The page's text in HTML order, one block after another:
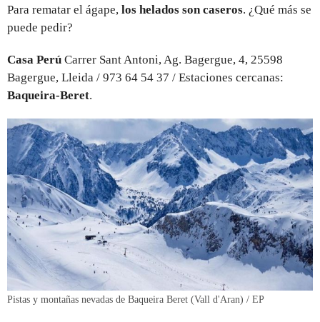
Para rematar el ágape, los helados son caseros. ¿Qué más se
puede pedir?
Casa Perú Carrer Sant Antoni, Ag. Bagergue, 4, 25598
Bagergue, Lleida / 973 64 54 37 / Estaciones cercanas:
Baqueira-Beret.
Pistas y montañas nevadas de Baqueira Beret (Vall d'Aran) / EP